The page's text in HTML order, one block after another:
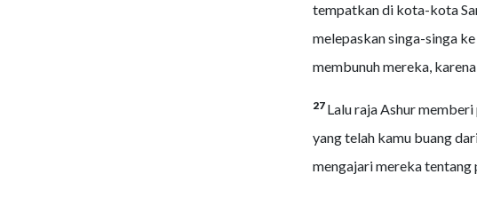
tempatkan di kota-kota
melepaskan singa-singa
membunuh mereka,
27 Lalu raja Ashur
yang telah kamu buang
mengajari mereka tentang